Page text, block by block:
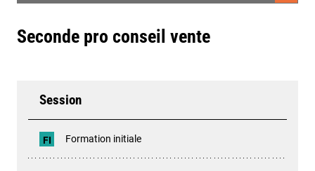
Seconde pro conseil vente
Session
FI Formation initiale